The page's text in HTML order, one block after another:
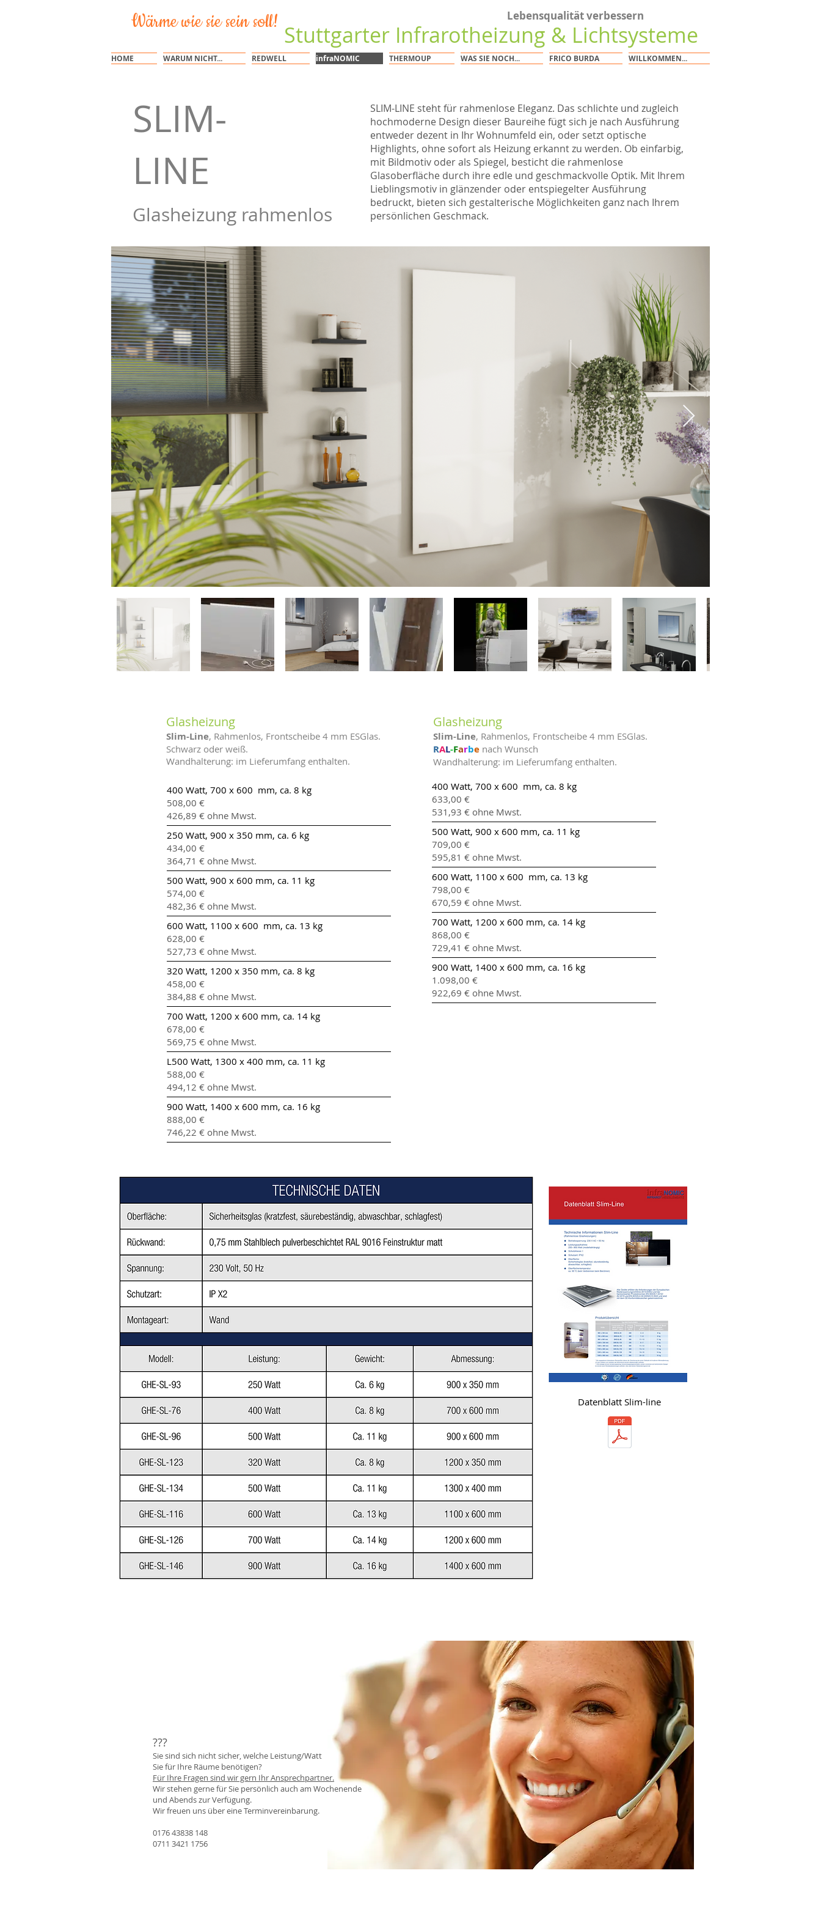
Wärme wie sie sein soll! Lebensqualität verbessern
Stuttgarter Infrarotheizung & Lichtsysteme
HOME WARUM NICHT... REDWELL infraNOMIC THERMOUP WAS SIE NOCH... FRICO BURDA WILLKOMMEN...
SLIM-
LINE
Glasheizung rahmenlos
SLIM-LINE steht für rahmenlose Eleganz. Das schlichte und zugleich
hochmoderne Design dieser Baureihe fügt sich je nach Ausführung
entweder dezent in Ihr Wohnumfeld ein, oder setzt optische
Highlights, ohne sofort als Heizung erkannt zu werden. Ob einfarbig,
mit Bildmotiv oder als Spiegel, besticht die rahmenlose
Glasoberfläche durch ihre edle und geschmackvolle Optik. Mit Ihrem
Lieblingsmotiv in glänzender oder entspiegelter Ausführung
bedruckt, bieten sich gestalterische Möglichkeiten ganz nach Ihrem
persönlichen Geschmack.
Glasheizung
Slim-Line, Rahmenlos, Frontscheibe 4 mm ESGlas.
Schwarz oder weiß.
Wandhalterung: im Lieferumfang enthalten.
400 Watt, 700 x 600 mm, ca. 8 kg
508,00 €
426,89 € ohne Mwst.
250 Watt, 900 x 350 mm, ca. 6 kg
434,00 €
364,71 € ohne Mwst.
500 Watt, 900 x 600 mm, ca. 11 kg
574,00 €
482,36 € ohne Mwst.
600 Watt, 1100 x 600 mm, ca. 13 kg
628,00 €
527,73 € ohne Mwst.
320 Watt, 1200 x 350 mm, ca. 8 kg
458,00 €
384,88 € ohne Mwst.
700 Watt, 1200 x 600 mm, ca. 14 kg
678,00 €
569,75 € ohne Mwst.
L500 Watt, 1300 x 400 mm, ca. 11 kg
588,00 €
494,12 € ohne Mwst.
900 Watt, 1400 x 600 mm, ca. 16 kg
888,00 €
746,22 € ohne Mwst.
Glasheizung
Slim-Line, Rahmenlos, Frontscheibe 4 mm ESGlas.
RAL-Farbe nach Wunsch
Wandhalterung: im Lieferumfang enthalten.
400 Watt, 700 x 600 mm, ca. 8 kg
633,00 €
531,93 € ohne Mwst.
500 Watt, 900 x 600 mm, ca. 11 kg
709,00 €
595,81 € ohne Mwst.
600 Watt, 1100 x 600 mm, ca. 13 kg
798,00 €
670,59 € ohne Mwst.
700 Watt, 1200 x 600 mm, ca. 14 kg
868,00 €
729,41 € ohne Mwst.
900 Watt, 1400 x 600 mm, ca. 16 kg
1.098,00 €
922,69 € ohne Mwst.
Datenblatt Slim-line
???
Sie sind sich nicht sicher, welche Leistung/Watt
Sie für Ihre Räume benötigen?
Für Ihre Fragen sind wir gern Ihr Ansprechpartner.
Wir stehen gerne für Sie persönlich auch am Wochenende
und Abends zur Verfügung.
Wir freuen uns über eine Terminvereinbarung.
0176 43838 148
0711 3421 1756